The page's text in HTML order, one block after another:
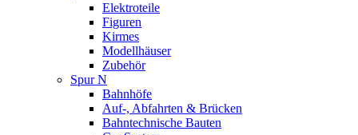
Elektroteile
Figuren
Kirmes
Modellhäuser
Zubehör
Spur N
Bahnhöfe
Auf-, Abfahrten & Brücken
Bahntechnische Bauten